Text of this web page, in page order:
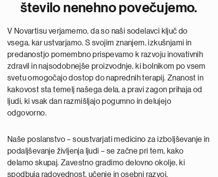
število nenehno povečujemo.
V Novartisu verjamemo, da so naši sodelavci ključ do
vsega, kar ustvarjamo. S svojim znanjem, izkušnjami in
predanostjo pomembno prispevamo k razvoju inovativnih
zdravil in najsodobnejše proizvodnje, ki bolnikom po vsem
svetu omogočajo dostop do naprednih terapij. Znanost in
kakovost sta temelj našega dela, a pravi zagon prihaja od
ljudi, ki vsak dan razmišljajo pogumno in delujejo
odgovorno.
Naše poslanstvo – soustvarjati medicino za izboljševanje in
podaljševanje življenja ljudi – se začne pri tem, kako
delamo skupaj. Zavestno gradimo delovno okolje, ki
spodbuja radovednost, učenje in osebni razvoj.